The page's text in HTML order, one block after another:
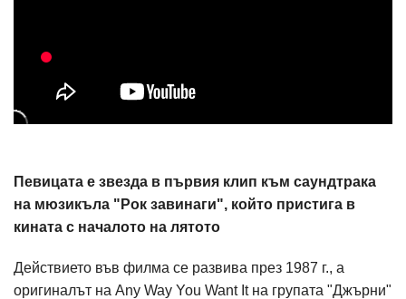
Певицата е звезда в първия клип към саундтрака
на мюзикъла "Рок завинаги", който пристига в
кината с началото на лятото
Действието във филма се развива през 1987 г., а
оригиналът на Any Way You Want It на групата "Джърни"